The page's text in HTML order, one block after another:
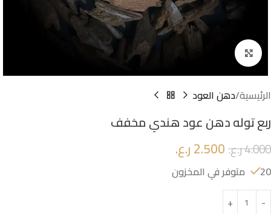
Click to enlarge
الرئيسية دهن العود
ربع توله دهن عود هندي مخفف
4.000ر.ع.2.500ر.ع.
20 متوفر في المخزون